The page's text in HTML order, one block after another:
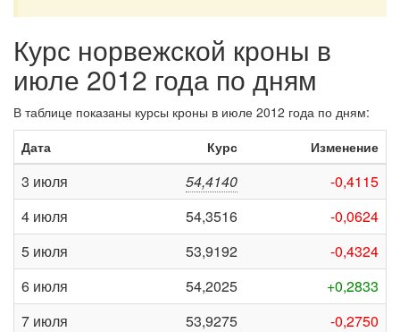
Курс норвежской кроны в
июле 2012 года по дням
В таблице показаны курсы кроны в июле 2012 года по дням:
Дата
Курс Изменение
3 июля 54,4140
-0,4115
4 июля
54,3516
-0,0624
5 июля
53,9192
-0,4324
6 июля
54,2025
+0,2833
7 июля
53,9275
-0,2750